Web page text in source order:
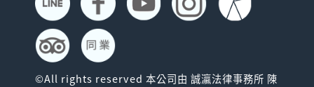
©All rights reserved 本公司由 誠瀛法律事務所 陳